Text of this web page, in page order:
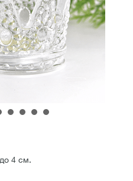
4 см.